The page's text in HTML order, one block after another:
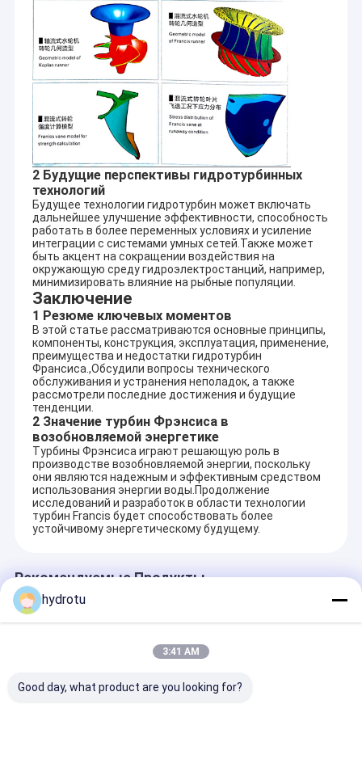
2 Будущие перспективы гидротурбинных
технологий
Будущее технологии гидротурбин может включать
дальнейшее улучшение эффективности, способность
работать в более переменных условиях и усиление
интеграции с системами умных сетей.Также может
быть акцент на сокращении воздействия на
окружающую среду гидроэлектростанций, например,
минимизировать влияние на рыбные популяции.
Заключение
1 Резюме ключевых моментов
В этой статье рассматриваются основные принципы,
компоненты, конструкция, эксплуатация, применение,
преимущества и недостатки гидротурбин
Франсиса.,Обсудили вопросы технического
обслуживания и устранения неполадок, а также
рассмотрели последние достижения и будущие
тенденции.
2 Значение турбин Фрэнсиса в
возобновляемой энергетике
Турбины Фрэнсиса играют решающую роль в
производстве возобновляемой энергии, поскольку
они являются надежным и эффективным средством
использования энергии воды.Продолжение
исследований и разработок в области технологии
турбин Francis будет способствовать более
устойчивому энергетическому будущему.
Рекомендуемые Продукты
hydrotu
3:41 AM
Good day, what product are you looking for?